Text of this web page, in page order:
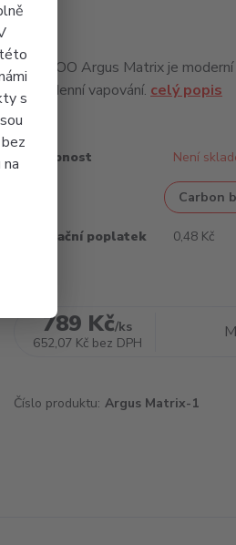
s
VOOPOO Argus Matrix je
každodenní vapování. celý popis
Dostupnost Není
Recyklační poplatek 0,48 Kč
789 Kč/ks
652,07 Kč bez DPH
Číslo produktu: Argus Matrix-1